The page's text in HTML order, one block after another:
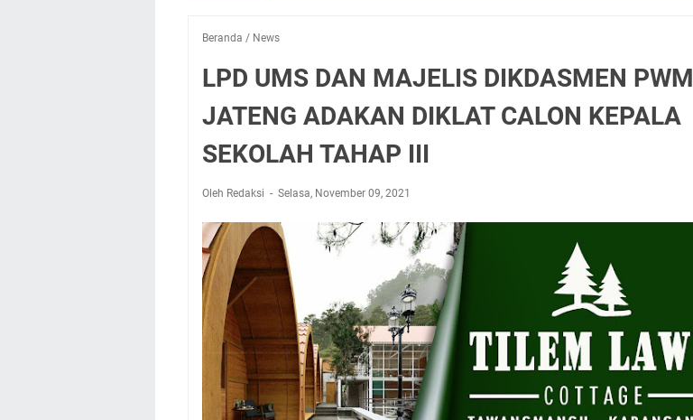
Beranda / News
LPD UMS DAN MAJELIS DIKDASMEN PWM
JATENG ADAKAN DIKLAT CALON KEPALA
SEKOLAH TAHAP III
Oleh Redaksi Selasa, November 09, 2021